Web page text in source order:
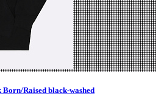
Raised black-washed